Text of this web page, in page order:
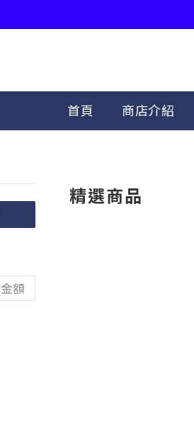
首頁 商店介紹
精選商品